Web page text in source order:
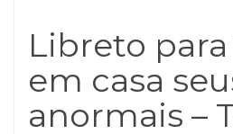
Libreto
em casa
anormais –